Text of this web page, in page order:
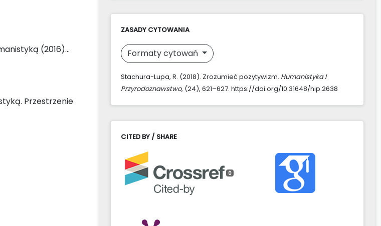
(2016)...
Przestrzenie
ZASADY CYTOWANIA
Formaty cytowań
Stachura-Lupa, R. (2018). Zrozumieć pozytywizm. Humanistyka I
Przyrodoznawstwo, (24), 621–627. https://doi.org/10.31648/hip.2638
CITED BY / SHARE
0